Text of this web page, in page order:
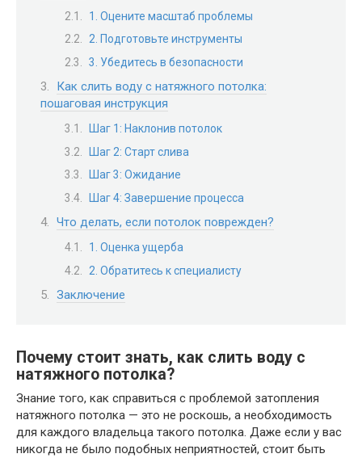
1. Оцените масштаб проблемы
2. Подготовьте инструменты
3. Убедитесь в безопасности
Как слить воду с натяжного потолка:
пошаговая инструкция
Шаг 1: Наклонив потолок
Шаг 2: Старт слива
Шаг 3: Ожидание
Шаг 4: Завершение процесса
Что делать, если потолок поврежден?
1. Оценка ущерба
2. Обратитесь к специалисту
Заключение
Почему стоит знать, как слить воду с
натяжного потолка?
Знание того, как справиться с проблемой затопления
натяжного потолка — это не роскошь, а необходимость
для каждого владельца такого потолка. Даже если у вас
никогда не было подобных неприятностей, стоит быть